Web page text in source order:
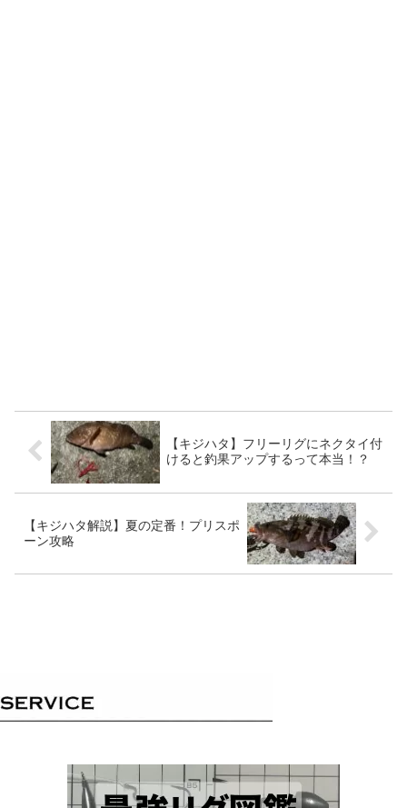
【キジハタ】フリーリグにネクタイ付
けると釣果アップするって本当！？
【キジハタ解説】夏の定番！プリスポ
ーン攻略